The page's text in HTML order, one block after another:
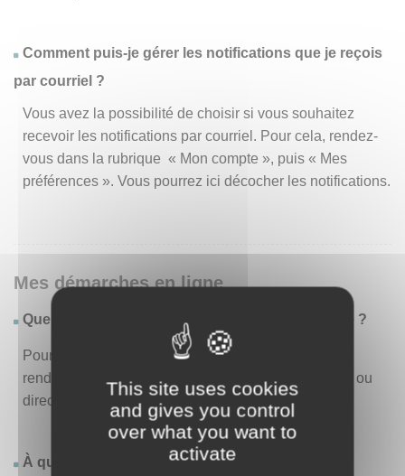
This site uses cookies
and gives you control
over what you want to
activate
Comment puis-je gérer les notifications que je reçois
par courriel ?
Vous avez la possibilité de choisir si vous souhaitez
recevoir les notifications par courriel. Pour cela, rendez-
vous dans la rubrique « Mon compte », puis « Mes
préférences ». Vous pourrez ici décocher les notifications.
Mes démarches en ligne
Quelles sont les démarches disponibles en ligne ?
Pour consulter la liste des démarches disponibles,
rendez-vous dans le menu « Liste des démarches » ou
directement en page d’accueil.
À quoi correspond la rubrique « Effectuer une